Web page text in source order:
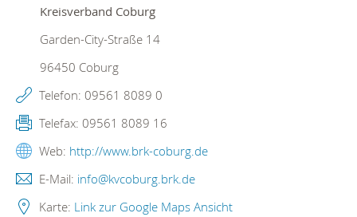
Kreisverband Coburg
Garden-City-Straße 14
96450 Coburg
Telefon: 09561 8089 0
Telefax: 09561 8089 16
Web: http://www.brk-coburg.de
E-Mail: info@kvcoburg.brk.de
Karte: Link zur Google Maps Ansicht